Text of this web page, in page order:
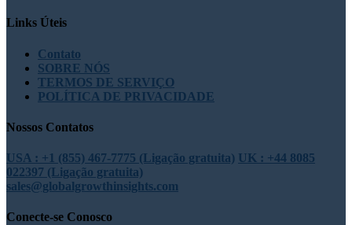
Links Úteis
Contato
SOBRE NÓS
TERMOS DE SERVIÇO
POLÍTICA DE PRIVACIDADE
Nossos Contatos
USA : +1 (855) 467-7775 (Ligação gratuita) UK : +44 8085
022397 (Ligação gratuita)
sales@globalgrowthinsights.com
Conecte-se Conosco